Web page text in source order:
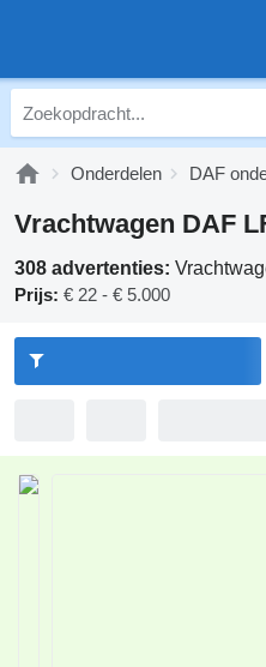
Onderdelen DAF
Vrachtwagen DAF
308 advertenties:
Prijs: € 22 - € 5.000